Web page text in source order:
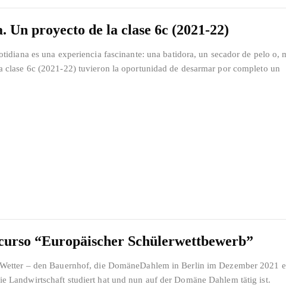
proyecto de la clase 6c (2021-22)
es una experiencia fascinante: una batidora, un secador de pelo o,
clase 6c (2021-22) tuvieron la oportunidad de desarmar por completo un
“Europäischer Schülerwettbewerb”
– den Bauernhof, die DomäneDahlem in Berlin im Dezember 2021
Landwirtschaft studiert hat und nun auf der Domäne Dahlem tätig ist.